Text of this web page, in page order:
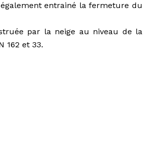
entrainé la fermeture du
par la neige au niveau de la
162 et 33.